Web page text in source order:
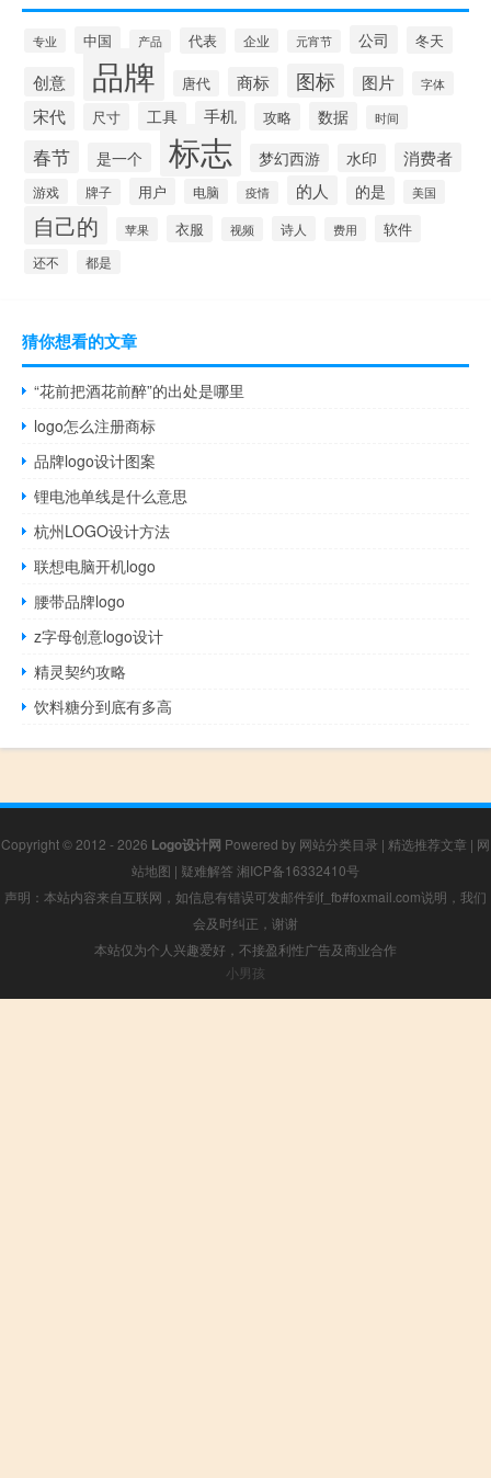
专业 中国 产品 代表 企业 元宵节 公司 冬天
创意 品牌 唐代 商标 图标 图片 字体
宋代 尺寸 工具 手机 攻略 数据 时间
春节 是一个 标志 梦幻西游 水印 消费者
游戏 牌子 用户 电脑 疫情 的人 的是 美国
自己的 苹果 衣服 视频 诗人 费用 软件
还不 都是
猜你想看的文章
“花前把酒花前醉”的出处是哪里
logo怎么注册商标
品牌logo设计图案
锂电池单线是什么意思
杭州LOGO设计方法
联想电脑开机logo
腰带品牌logo
z字母创意logo设计
精灵契约攻略
饮料糖分到底有多高
Copyright © 2012 - 2026 Logo设计网 Powered by 网站分类目录 | 精选推荐文章 | 网
站地图 | 疑难解答 湘ICP备16332410号
声明：本站内容来自互联网，如信息有错误可发邮件到f_fb#foxmail.com说明，我们
会及时纠正，谢谢
本站仅为个人兴趣爱好，不接盈利性广告及商业合作
小男孩